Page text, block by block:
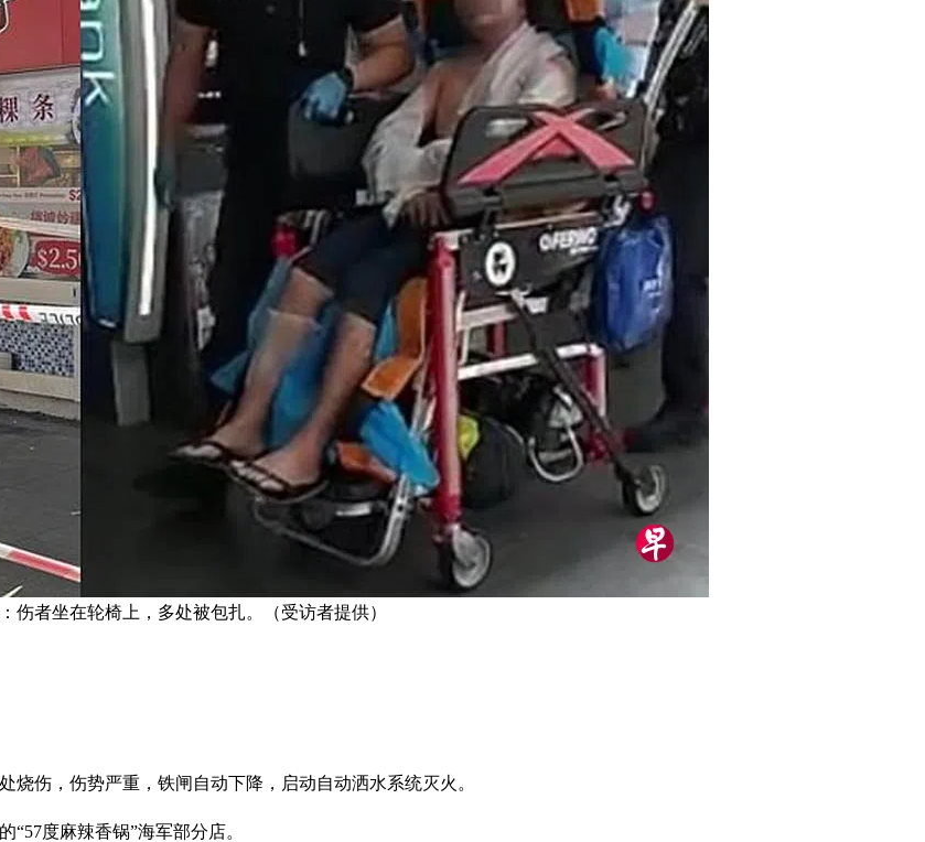
者坐在轮椅上，多处被包扎。（受访者提供）
烧伤，伤势严重，铁闸自动下降，启动自动洒水系统灭火。
度麻辣香锅”海军部分店。